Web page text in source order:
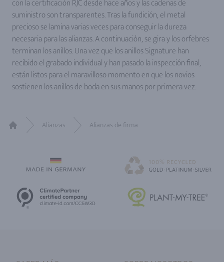
con la certificación RJC desde hace años y las cadenas de
suministro son transparentes. Tras la fundición, el metal
precioso se lamina varias veces para conseguir la dureza
necesaria para las alianzas. A continuación, se gira y los orfebres
terminan los anillos. Una vez que los anillos Signature han
recibido el grabado individual y han pasado la inspección final,
están listos para el maravilloso momento en que los novios
sostienen los anillos de boda en sus manos por primera vez.
Alianzas Alianzas de firma